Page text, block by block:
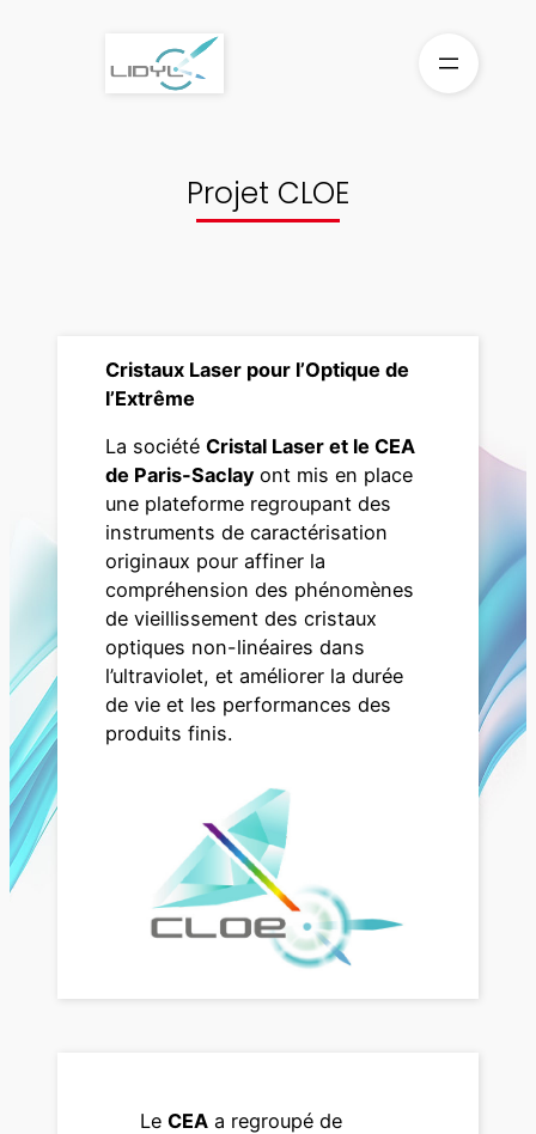
Projet CLOE
Cristaux Laser pour l’Optique de
l’Extrême
La société Cristal Laser et le CEA
de Paris-Saclay ont mis en place
une plateforme regroupant des
instruments de caractérisation
originaux pour affiner la
compréhension des phénomènes
de vieillissement des cristaux
optiques non-linéaires dans
l’ultraviolet, et améliorer la durée
de vie et les performances des
produits finis.
Le CEAa regroupé de